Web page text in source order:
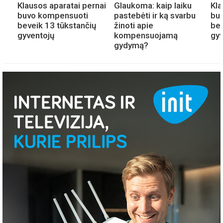
Klausos aparatai pernai
buvo kompensuoti
beveik 13 tūkstančių
gyventojų
Glaukoma: kaip laiku
pastebėti ir ką svarbu
žinoti apie
kompensuojamą
gydymą?